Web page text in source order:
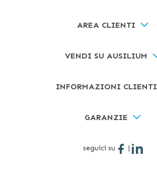
AREA CLIENTI
VENDI SU AUSILIUM
INFORMAZIONI CLIENTI
GARANZIE
seguici su |